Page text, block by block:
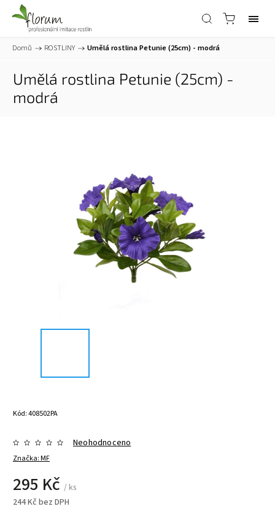
Domů / ROSTLINY / Umělá rostlina Petunie (25cm) - modrá
Umělá rostlina Petunie (25cm) -
modrá
Kód:408502PA
Značka:MF
Neohodnoceno
295 Kč / ks
244 Kč bez DPH